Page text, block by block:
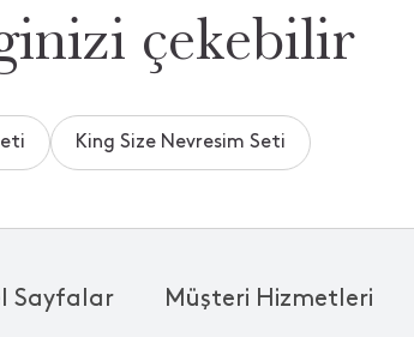
çekebilir
King Size Nevresim Seti
Sayfalar Müşteri Hizmetleri